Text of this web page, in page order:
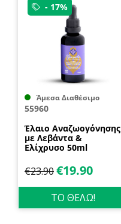
- 17%
Άμεσα Διαθέσιμο
55960
Έλαιο Αναζωογόνησης
με Λεβάντα &
Ελίχρυσο 50ml
€23.90€19.90
ΤΟ ΘΕΛΩ!